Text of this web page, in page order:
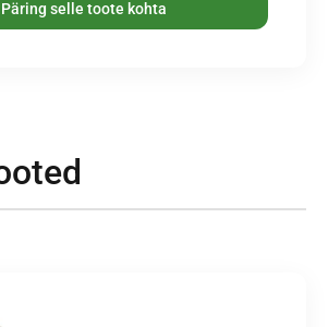
Päring selle toote kohta